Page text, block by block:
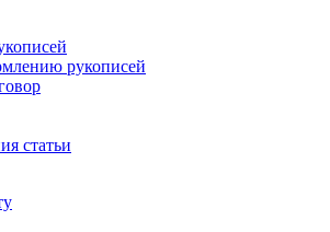
рукописей
статьи